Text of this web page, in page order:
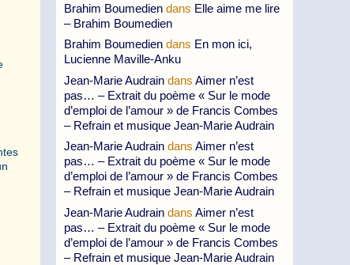
Brahim Boumedien dans Elle aime me lire
– Brahim Boumedien
Brahim Boumedien dans En mon ici,
Lucienne Maville-Anku
Jean-Marie Audrain dans Aimer n’est
pas… – Extrait du poème « Sur le mode
d’emploi de l’amour » de Francis Combes
– Refrain et musique Jean-Marie Audrain
Jean-Marie Audrain dans Aimer n’est
pas… – Extrait du poème « Sur le mode
d’emploi de l’amour » de Francis Combes
– Refrain et musique Jean-Marie Audrain
Jean-Marie Audrain dans Aimer n’est
pas… – Extrait du poème « Sur le mode
d’emploi de l’amour » de Francis Combes
– Refrain et musique Jean-Marie Audrain